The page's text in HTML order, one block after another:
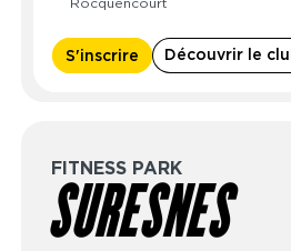
Samedi
06:00 -
Dimanche 06:00 -
Vendredi
08:30 -
Samedi
09:00 -
S'inscrire Découvrir le
FITNESS PARK
SURESNES